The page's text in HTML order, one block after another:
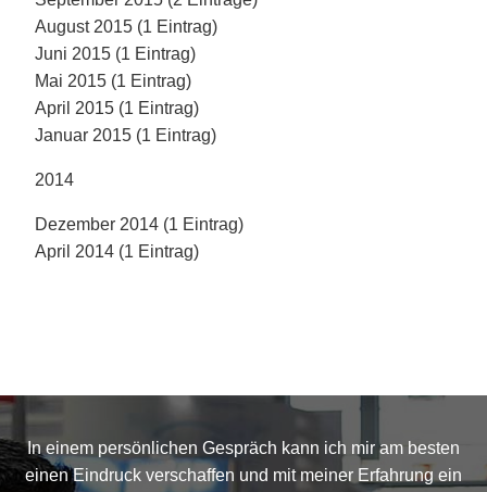
August 2015 (1 Eintrag)
Juni 2015 (1 Eintrag)
Mai 2015 (1 Eintrag)
April 2015 (1 Eintrag)
Januar 2015 (1 Eintrag)
2014
Dezember 2014 (1 Eintrag)
April 2014 (1 Eintrag)
In einem persönlichen Gespräch kann ich mir am besten
einen Eindruck verschaffen und mit meiner Erfahrung ein